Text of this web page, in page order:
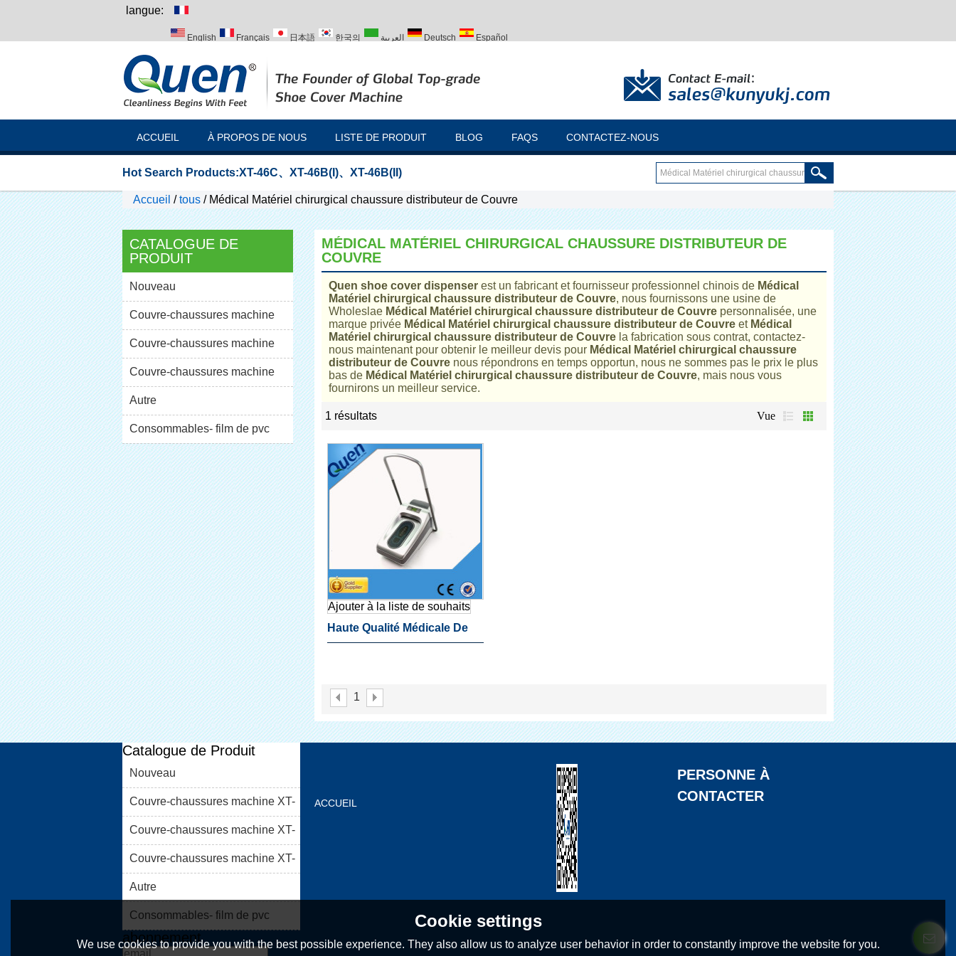
langue:
English Français 日本語 한국의 العربية Deutsch Español
ACCUEIL À PROPOS DE NOUS LISTE DE PRODUIT BLOG FAQS CONTACTEZ-NOUS
Hot Search Products:XT-46C、 XT-46B(I)、 XT-46B(II)
Accueil /tous / Médical Matériel chirurgical chaussure distributeur de Couvre
CATALOGUE DE
PRODUIT
Nouveau
Couvre-chaussures machine
XT-46C
Couvre-chaussures machine
XT-46B (i)
Couvre-chaussures machine
XT-46B (II)
Autre
Consommables- film de pvc
MÉDICAL MATÉRIEL CHIRURGICAL CHAUSSURE DISTRIBUTEUR DE
COUVRE
Quen shoe cover dispenser est un fabricant et fournisseur professionnel chinois de Médical
Matériel chirurgical chaussure distributeur de Couvre, nous fournissons une usine de
Wholeslae Médical Matériel chirurgical chaussure distributeur de Couvre personnalisée, une
marque privée Médical Matériel chirurgical chaussure distributeur de Couvre et Médical
Matériel chirurgical chaussure distributeur de Couvre la fabrication sous contrat, contactez-
nous maintenant pour obtenir le meilleur devis pour Médical Matériel chirurgical chaussure
distributeur de Couvre nous répondrons en temps opportun, nous ne sommes pas le prix le plus
bas de Médical Matériel chirurgical chaussure distributeur de Couvre, mais nous vous
fournirons un meilleur service.
1 résultats Vue
vitrine
Ajouter à la liste de souhaits
Haute Qualité Médicale De
1
Catalogue de Produit
Nouveau
Couvre-chaussures machine XT-
46C
Couvre-chaussures machine XT-
46B (i)
Couvre-chaussures machine XT-
46B (II)
Autre
Consommables- film de pvc
abonnement
ACCUEIL
PERSONNE À
CONTACTER
Cookie settings
We use cookies to provide you with the best possible experience. They also allow us to analyze user behavior in order to constantly improve the website for you.